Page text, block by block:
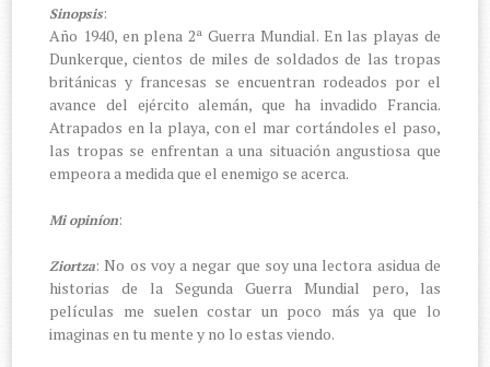
Sinopsis:
Año 1940, en plena 2ª Guerra Mundial. En las playas de
Dunkerque, cientos de miles de soldados de las tropas
británicas y francesas se encuentran rodeados por el
avance del ejército alemán, que ha invadido Francia.
Atrapados en la playa, con el mar cortándoles el paso,
las tropas se enfrentan a una situación angustiosa que
empeora a medida que el enemigo se acerca.
Mi opiníon:
Ziortza: No os voy a negar que soy una lectora asidua de
historias de la Segunda Guerra Mundial pero, las
películas me suelen costar un poco más ya que lo
imaginas en tu mente y no lo estas viendo.